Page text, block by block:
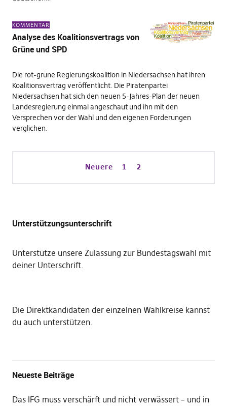
KOMMENTAR
Analyse des Koalitionsvertrags von
Grüne und SPD
Die rot-grüne Regierungskoalition in Niedersachsen hat ihren
Koalitionsvertrag veröffentlicht. Die Piratenpartei
Niedersachsen hat sich den neuen 5-Jahres-Plan der neuen
Landesregierung einmal angeschaut und ihn mit den
Versprechen vor der Wahl und den eigenen Forderungen
verglichen.
Neuere 1 2
Unterstützungsunterschrift
Unterstütze unsere Zulassung zur Bundestagswahl mit
deiner Unterschrift.
Die Direktkandidaten der einzelnen Wahlkreise kannst
du auch unterstützen.
Neueste Beiträge
Das IFG muss verschärft und nicht verwässert – und in